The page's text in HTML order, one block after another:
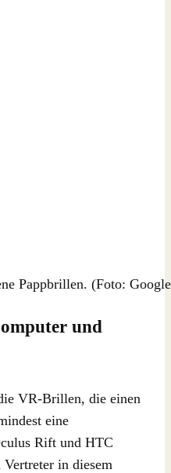
Pappbrillen. (Foto:
und
VR-Brillen, die einen
eine
Rift und HTC
in diesem